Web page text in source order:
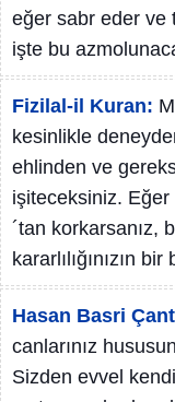
eğer sabr eder ve
işte bu
Fizilal-il Kuran:
kesinlikle
ehlinden ve
işiteceksiniz. Eğer
´tan korkarsanız,
kararlılığınızın
Hasan Basri
canlarınız
Sizden evvel